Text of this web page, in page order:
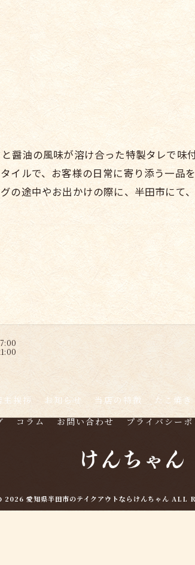
醤油の風味が溶け合った特製タレで
イルで、お客様の日常に寄り添う一
の途中やお出かけの際に、半田市にて
主挨拶 お知らせ 当店の特徴 たこ焼き
コラム お問い合わせ プライバシー
2026 愛知県半田市のテイクアウトならけんちゃん